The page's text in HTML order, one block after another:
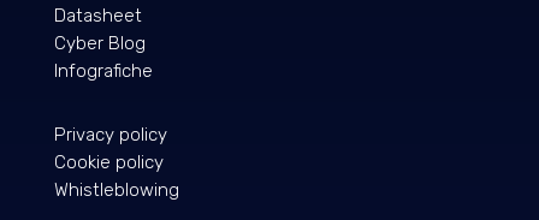
Datasheet
Cyber Blog
Infografiche
Privacy policy
Cookie policy
Whistleblowing